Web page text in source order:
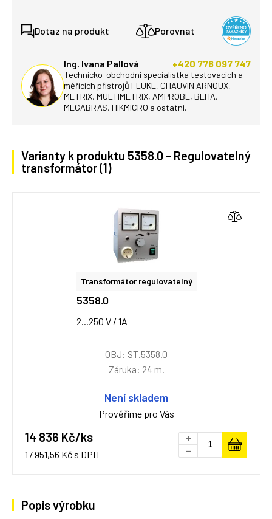
Dotaz na produkt Porovnat
Ing. Ivana Pallová +420 778 097 747
Technicko-obchodní specialistka testovacích a
měřicích přístrojů FLUKE, CHAUVIN ARNOUX,
METRIX, MULTIMETRIX, AMPROBE, BEHA,
MEGABRAS, HIKMICRO a ostatní.
Varianty k produktu 5358.0 - Regulovatelný
transformátor (1)
Transformátor regulovatelný
5358.0
2...250 V / 1A
OBJ: ST.5358.0
Záruka: 24 m.
Není skladem
Prověříme pro Vás
14 836 Kč/ks
17 951,56 Kč s DPH
+
-
Popis výrobku